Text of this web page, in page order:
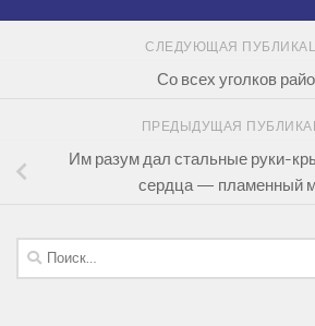
СЛЕДУЮЩАЯ
Со всех уголков
ПРЕДЫДУЩАЯ
Им разум дал стальные руки-
сердца — пламенный
Найти: